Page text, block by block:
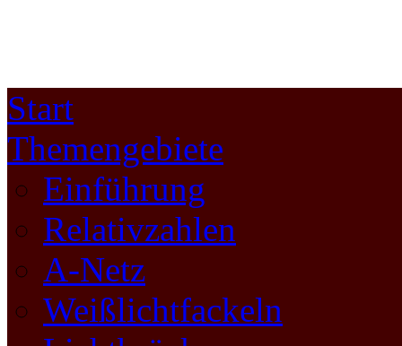
Start
Themengebiete
Einführung
Relativzahlen
A-Netz
Weißlichtfackeln